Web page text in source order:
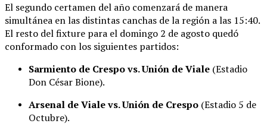
El segundo certamen del año comenzará de manera
simultánea en las distintas canchas de la región a las 15:40.
El resto del fixture para el domingo 2 de agosto quedó
conformado con los siguientes partidos:
Sarmiento de Crespo vs. Unión de Viale (Estadio
Don César Bione).
Arsenal de Viale vs. Unión de Crespo (Estadio 5 de
Octubre).